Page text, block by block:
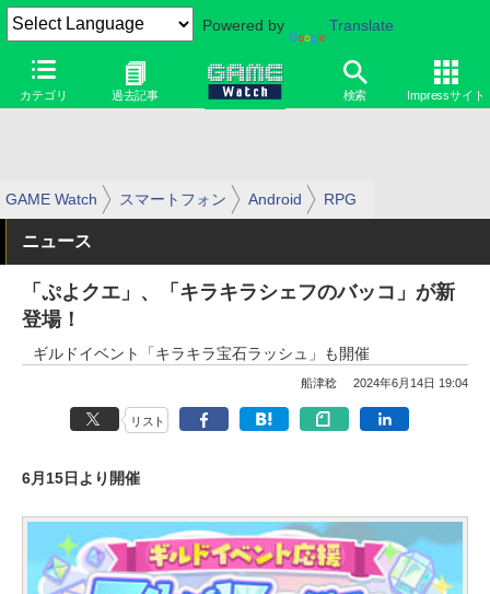
Powered by Translate
カテゴリ 過去記事 検索 Impressサイト
GAME Watch スマートフォン Android RPG
ニュース
「ぷよクエ」、「キラキラシェフのバッコ」が新
登場！
ギルドイベント「キラキラ宝石ラッシュ」も開催
船津稔 2024年6月14日 19:04
リスト
6月15日より開催